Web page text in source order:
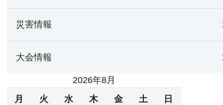
災害情報
大会情報
2026年8月
月
火 水 木 金 土 日